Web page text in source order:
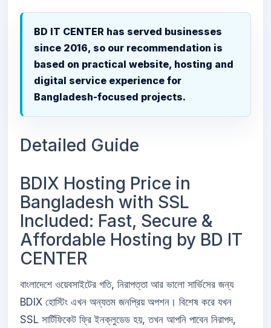
BD IT CENTER has served businesses
since 2016, so our recommendation is
based on practical website, hosting and
digital service experience for
Bangladesh-focused projects.
Detailed Guide
BDIX Hosting Price in
Bangladesh with SSL
Included: Fast, Secure &
Affordable Hosting by BD IT
CENTER
বাংলাদেশে ওয়েবসাইটের গতি, নিরাপত্তা আর ভালো সার্ভিসের জন্য
BDIX হোস্টিং এখন অন্যতম জনপ্রিয় অপশন। বিশেষ করে যখন
SSL সার্টিফিকেট ফ্রি ইনক্লুডেড হয়, তখন আপনি পাবেন নিরাপদ,